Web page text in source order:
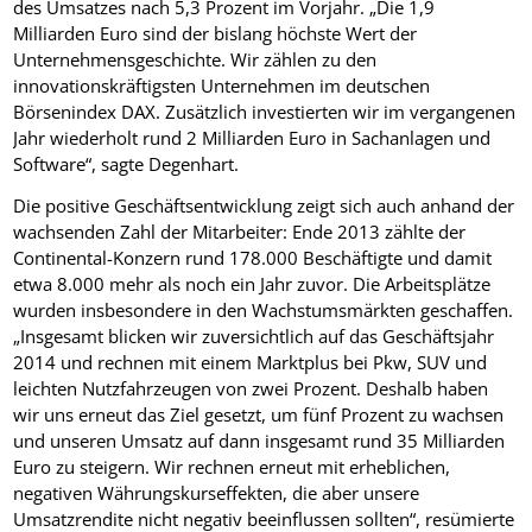
des Umsatzes nach 5,3 Prozent im Vorjahr. „Die 1,9
Milliarden Euro sind der bislang höchste Wert der
Unternehmensgeschichte. Wir zählen zu den
innovationskräftigsten Unternehmen im deutschen
Börsenindex DAX. Zusätzlich investierten wir im vergangenen
Jahr wiederholt rund 2 Milliarden Euro in Sachanlagen und
Software“, sagte Degenhart.
Die positive Geschäftsentwicklung zeigt sich auch anhand der
wachsenden Zahl der Mitarbeiter: Ende 2013 zählte der
Continental-Konzern rund 178.000 Beschäftigte und damit
etwa 8.000 mehr als noch ein Jahr zuvor. Die Arbeitsplätze
wurden insbesondere in den Wachstumsmärkten geschaffen.
„Insgesamt blicken wir zuversichtlich auf das Geschäftsjahr
2014 und rechnen mit einem Marktplus bei Pkw, SUV und
leichten Nutzfahrzeugen von zwei Prozent. Deshalb haben
wir uns erneut das Ziel gesetzt, um fünf Prozent zu wachsen
und unseren Umsatz auf dann insgesamt rund 35 Milliarden
Euro zu steigern. Wir rechnen erneut mit erheblichen,
negativen Währungskurseffekten, die aber unsere
Umsatzrendite nicht negativ beeinflussen sollten“, resümierte